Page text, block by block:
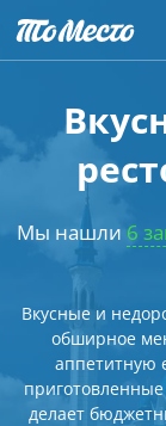
Мы нашли 6
Вкусные и
обширное
аппетитную
делает